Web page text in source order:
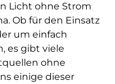
Licht ohne Strom
Ob für den Einsatz
um einfach
es gibt viele
ohne
einige dieser